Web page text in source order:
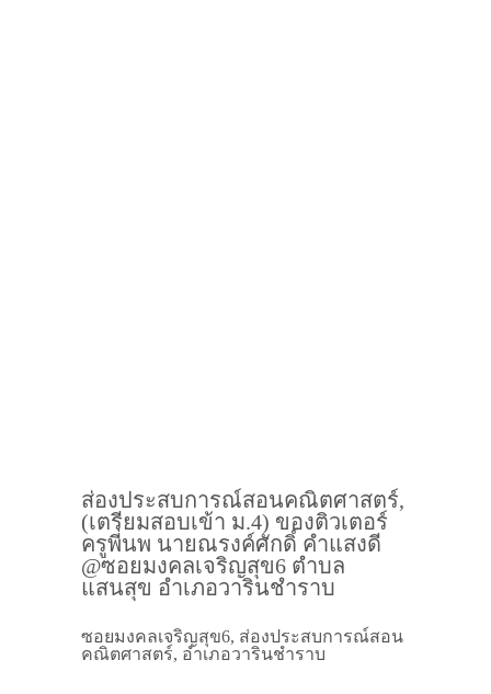
ส่องประสบการณ์สอนคณิตศาสตร์,
(เตรียมสอบเข้า ม.4) ของติวเตอร์
ครูพี่นพ นายณรงค์ศักดิ์ คำแสงดี
@ซอยมงคลเจริญสุข6 ตำบล
แสนสุข อำเภอวารินชำราบ
ซอยมงคลเจริญสุข6, ส่องประสบการณ์สอน
คณิตศาสตร์, อำเภอวารินชำราบ